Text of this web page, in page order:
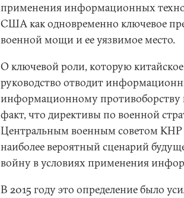
применения информационных
США как одновременно ключевое
военной мощи и ее уязвимое место.
О ключевой роли, которую
руководство отводит
информационному противоборству
факт, что директивы по военной
Центральным военным советом КНР
наиболее вероятный сценарий
войну в условиях применения
В 2015 году это определение было